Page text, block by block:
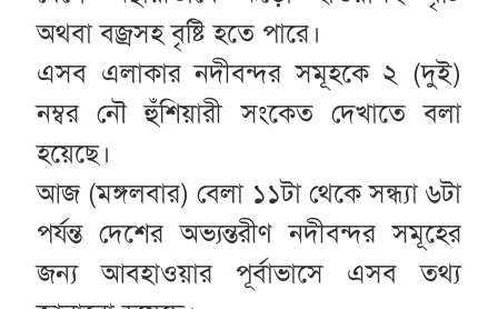
অথবা বজ্রসহ বৃষ্টি হতে পারে।
এসব এলাকার নদীবন্দর সমূহকে ২ (দুই)
নম্বর নৌ হুঁশিয়ারী সংকেত দেখাতে বলা
হয়েছে।
আজ (মঙ্গলবার) বেলা ১১টা থেকে সন্ধ্যা ৬টা
পর্যন্ত দেশের অভ্যন্তরীণ নদীবন্দর সমূহের
জন্য আবহাওয়ার পূর্বাভাসে এসব তথ্য